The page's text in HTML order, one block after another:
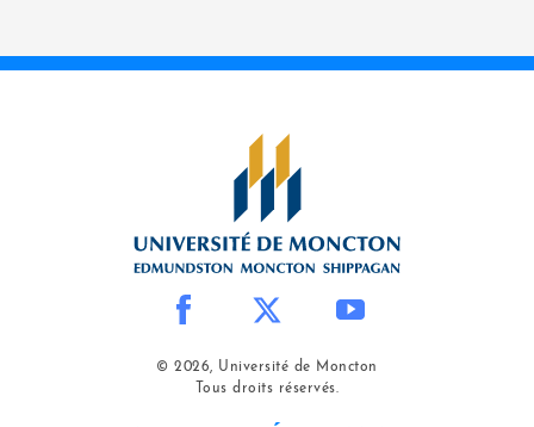
© 2026, Université de Moncton
Tous droits réservés.